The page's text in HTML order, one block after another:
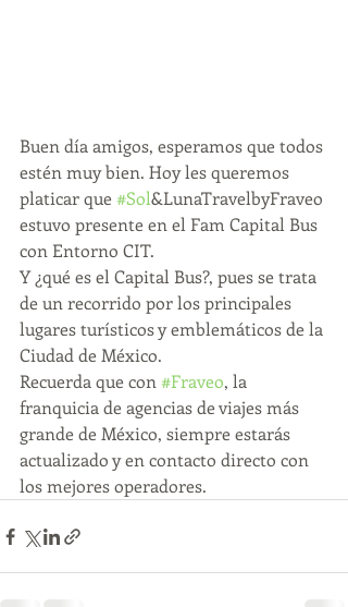
Buen día amigos, esperamos que todos
estén muy bien. Hoy les queremos
platicar que #Sol&LunaTravelbyFraveo
estuvo presente en el Fam Capital Bus
con Entorno CIT.
Y ¿qué es el Capital Bus?, pues se trata
de un recorrido por los principales
lugares turísticos y emblemáticos de la
Ciudad de México.
Recuerda que con #Fraveo, la
franquicia de agencias de viajes más
grande de México, siempre estarás
actualizado y en contacto directo con
los mejores operadores.